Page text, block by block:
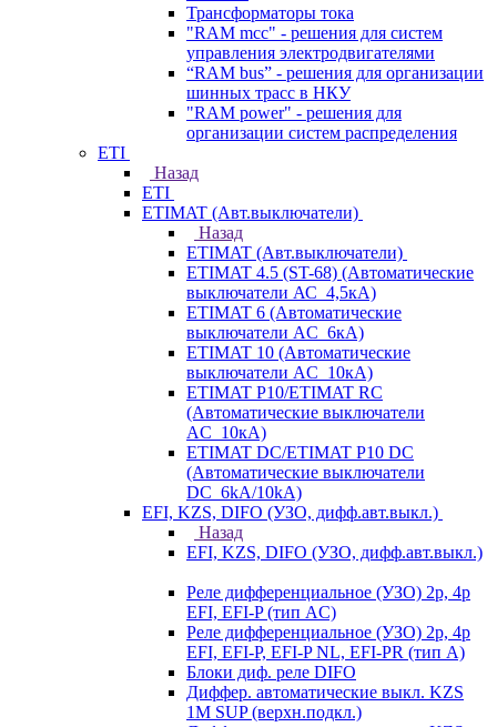
Трансформаторы тока
"RAM mcc" - решения для систем
управления электродвигателями
“RAM bus” - решения для организации
шинных трасс в НКУ
"RAM power" - решения для
организации систем распределения
ETI
Назад
ETI
ETIMAT (Авт.выключатели)
Назад
ETIMAT (Авт.выключатели)
ETIMAT 4.5 (ST-68) (Автоматические
выключатели АС_4,5кА)
ETIMAT 6 (Автоматические
выключатели AC_6кА)
ETIMAT 10 (Автоматические
выключатели AC_10кА)
ETIMAT P10/ETIMAT RC
(Автоматические выключатели
AC_10кА)
ETIMAT DC/ETIMAT P10 DC
(Автоматические выключатели
DC_6kA/10kA)
EFI, KZS, DIFO (УЗО, дифф.авт.выкл.)
Назад
EFI, KZS, DIFO (УЗО, дифф.авт.выкл.)
Реле дифференциальное (УЗО) 2р, 4р
EFI, EFI-P (тип AС)
Реле дифференциальное (УЗО) 2р, 4р
EFI, EFI-P, EFI-P NL, EFI-PR (тип A)
Блоки диф. реле DIFO
Диффер. автоматические выкл. KZS
1M SUP (верхн.подкл.)